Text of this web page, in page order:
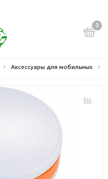
0
Аксессуары для мобильных